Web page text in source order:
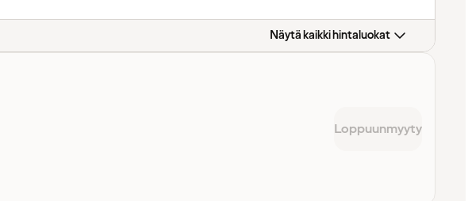
Näytä kaikki hintaluokat
Loppuunmyyty